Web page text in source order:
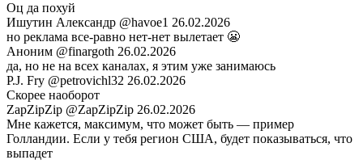
Оц да похуй
Ишутин Александр @havoe1 26.02.2026
но реклама все-равно нет-нет вылетает 😬
Аноним @finargoth 26.02.2026
да, но не на всех каналах, я этим уже занимаюсь
P.J. Fry @petrovichl32 26.02.2026
Скорее наоборот
ZapZipZip @ZapZipZip 26.02.2026
Мне кажется, максимум, что может быть — пример
Голландии. Если у тебя регион США, будет показываться, что
выпадет